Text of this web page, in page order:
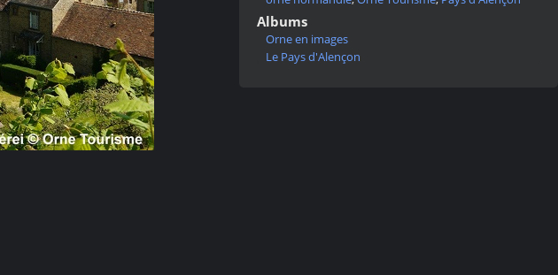
Albums
Orne en images
Le Pays d'Alençon